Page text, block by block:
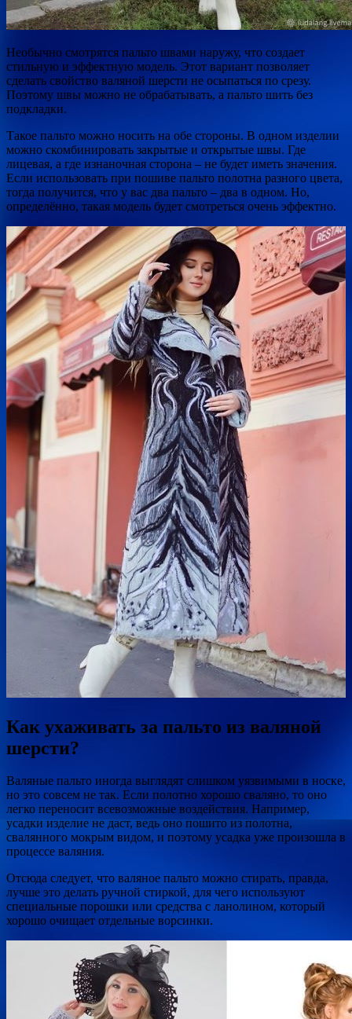
Необычно смотрятся пальто швами наружу, что создает
стильную и эффектную модель. Этот вариант позволяет
сделать свойство валяной шерсти не осыпаться по срезу.
Поэтому швы можно не обрабатывать, а пальто шить без
подкладки.
Такое пальто можно носить на обе стороны. В одном изделии
можно скомбинировать закрытые и открытые швы. Где
лицевая, а где изнаночная сторона – не будет иметь значения.
Если использовать при пошиве пальто полотна разного цвета,
тогда получится, что у вас два пальто – два в одном. Но,
определённо, такая модель будет смотреться очень эффектно.
Как ухаживать за пальто из валяной
шерсти?
Валяные пальто иногда выглядят слишком уязвимыми в носке,
но это совсем не так. Если полотно хорошо сваляно, то оно
легко переносит всевозможные воздействия. Например,
усадки изделие не даст, ведь оно пошито из полотна,
свалянного мокрым видом, и поэтому усадка уже произошла в
процессе валяния.
Отсюда следует, что валяное пальто можно стирать, правда,
лучше это делать ручной стиркой, для чего используют
специальные порошки или средства с ланолином, который
хорошо очищает отдельные ворсинки.